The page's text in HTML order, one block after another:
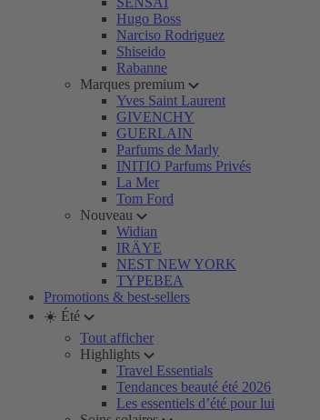
Hugo Boss
Narciso Rodriguez
Shiseido
Rabanne
Marques premium
Yves Saint Laurent
GIVENCHY
GUERLAIN
Parfums de Marly
INITIO Parfums Privés
La Mer
Tom Ford
Nouveau
Widian
IRÄYE
NEST NEW YORK
TYPEBEA
Promotions & best-sellers
☀️ Été
Tout afficher
Highlights
Travel Essentials
Tendances beauté été 2026
Les essentiels d’été pour lui